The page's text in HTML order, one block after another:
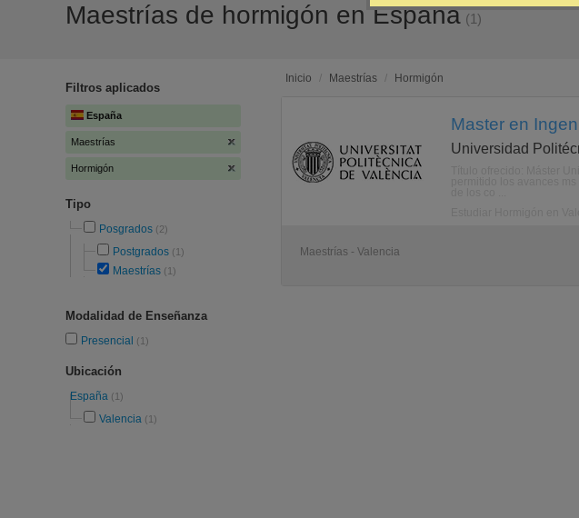
Maestrías de hormigón en España (1)
Filtros aplicados
España
Maestrías
Hormigón
Tipo
Posgrados (2)
Postgrados (1)
Maestrías (1)
Modalidad de Enseñanza
Presencial (1)
Ubicación
España (1)
Valencia (1)
Inicio / Maestrías / Hormigón
Master en
Universidad
Maestrías - Valencia